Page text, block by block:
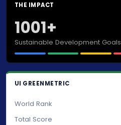
THE IMPACT
1001+
Sustainable Development Goals
UI GREENMETRIC
World Rank
Total Score